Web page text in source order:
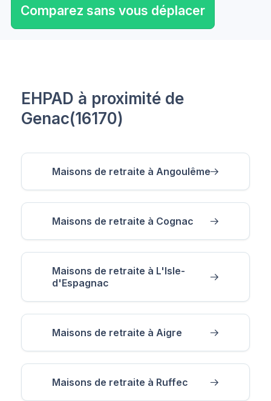
Comparez sans vous déplacer
EHPAD à proximité de
Genac(16170)
Maisons de retraite à Angoulême
Maisons de retraite à Cognac
Maisons de retraite à L'Isle-
d'Espagnac
Maisons de retraite à Aigre
Maisons de retraite à Ruffec